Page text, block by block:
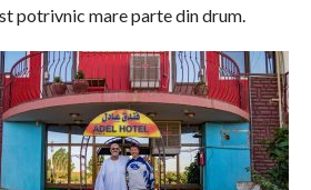
potrivnic mare parte din drum.